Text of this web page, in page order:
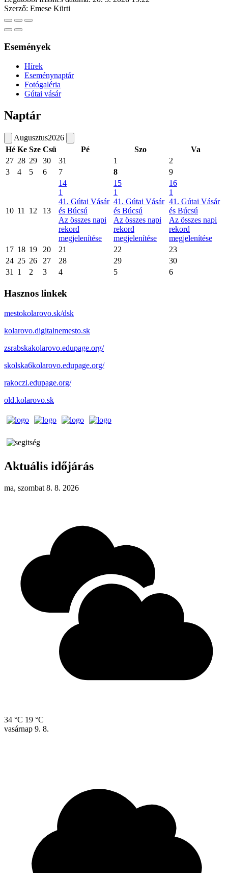
Szerző: Emese Kürti
Események
Hírek
Eseménynaptár
Fotógaléria
Gútai vásár
Naptár
Augusztus2026
Hé Ke Sze Csü Pé Szo
Va
27 28 29 30 31 1
2
3
4 5 6 7 8 9
10 11 12 13
14
1
41. Gútai Vásár
és Búcsú
Az összes napi
rekord
megjelenítése
15
1
41. Gútai Vásár
és Búcsú
Az összes napi
rekord
megjelenítése
16
1
41. Gútai Vásár
és Búcsú
Az összes napi
rekord
megjelenítése
17 18 19 20 21 22
23
24 25 26 27 28 29
30
31
1 2 3 4 5 6
Hasznos linkek
mestokolarovo.sk/dsk
kolarovo.digitalnemesto.sk
zsrabskakolarovo.edupage.org/
skolska6kolarovo.edupage.org/
rakoczi.edupage.org/
old.kolarovo.sk
Aktuális időjárás
ma, szombat 8. 8. 2026
34 °C 19 °C
vasárnap 9. 8.